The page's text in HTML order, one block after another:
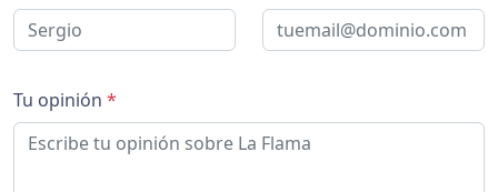
Tu opinión *